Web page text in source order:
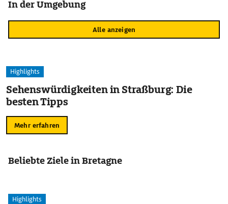
In der Umgebung
Alle anzeigen
Highlights
Sehenswürdigkeiten in Straßburg: Die
besten Tipps
Mehr erfahren
Beliebte Ziele in Bretagne
Highlights